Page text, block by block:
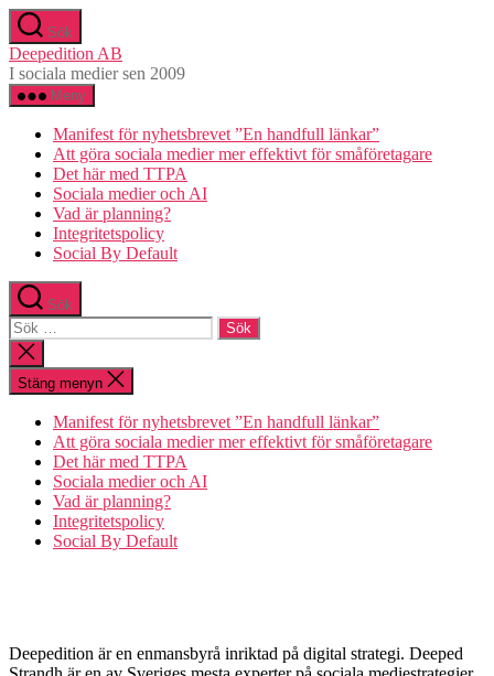
Hoppa
till
innehåll
Sök
Deepedition AB
I sociala medier sen 2009
Meny
Manifest för nyhetsbrevet ”En handfull länkar”
Att göra sociala medier mer effektivt för småföretagare
Det här med TTPA
Sociala medier och AI
Vad är planning?
Integritetspolicy
Social By Default
Sök
Sök
efter:
Stäng
sökningen
Stäng menyn
Manifest för nyhetsbrevet ”En handfull länkar”
Att göra sociala medier mer effektivt för småföretagare
Det här med TTPA
Sociala medier och AI
Vad är planning?
Integritetspolicy
Social By Default
Deepedition är en enmansbyrå inriktad på digital strategi. Deeped